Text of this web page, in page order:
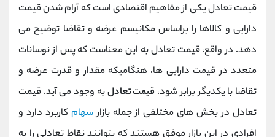
قیمت تعادل یکی از مفاهیم اقتصادی است که آرام شدن قیمت
دارایی و کالاها را براساس مکانیسم عرضه و تقاضا توضیح می
دهد. در واقع، قیمت تعادل به این معناست که پس از نوسانات
متعدد در قیمت دارایی ها، هنگامیکه مقدار و قدرت عرضه و
تقاضا با یکدیگر برابر شود، قیمت تعادلبه وجود می آید. قیمت
تعادل در بخش های مختلفی از جمله بازارسهام کاربرد دارد و